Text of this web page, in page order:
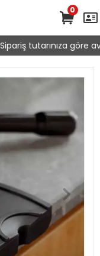
tutarınıza göre
0